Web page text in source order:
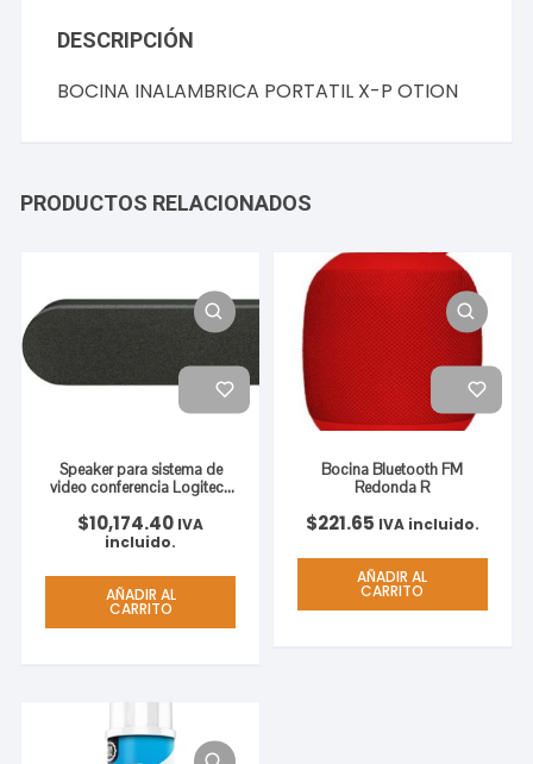
DESCRIPCIÓN
BOCINA INALAMBRICA PORTATIL X-P OTION
PRODUCTOS RELACIONADOS
Speaker para sistema de
video conferencia Logitech
Alámbrico. Color Negro
FOR LOGITECH RALLY
$10,174.40 IVA
incluido.
AÑADIR AL
CARRITO
Bocina Bluetooth FM
Redonda R
$221.65 IVA incluido.
AÑADIR AL
CARRITO